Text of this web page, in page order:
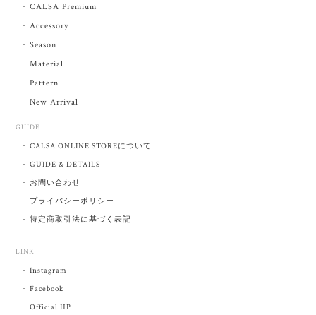
CALSA Premium
Accessory
Season
Material
Pattern
New Arrival
GUIDE
CALSA ONLINE STOREについて
GUIDE & DETAILS
お問い合わせ
プライバシーポリシー
特定商取引法に基づく表記
LINK
Instagram
Facebook
Official HP